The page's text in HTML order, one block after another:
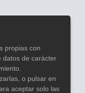
propias con
datos de carácter
o pulsar en
aceptar solo las